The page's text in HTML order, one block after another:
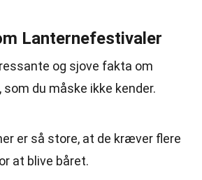
Lanternefestivaler
og sjove fakta om
du måske ikke kender.
er så store, at de kræver flere
at blive båret.